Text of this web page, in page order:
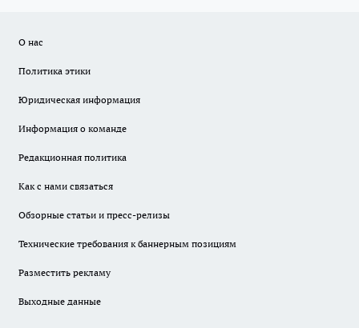
О нас
Политика этики
Юридическая информация
Информация о команде
Редакционная политика
Как с нами связаться
Обзорные статьи и пресс-релизы
Технические требования к баннерным позициям
Разместить рекламу
Выходные данные